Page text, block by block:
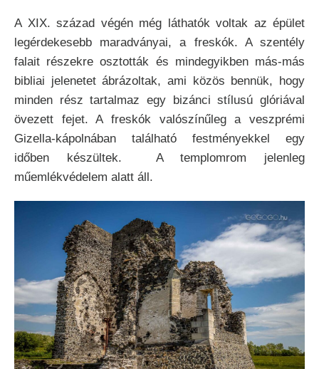
A XIX. század végén még láthatók voltak az épület
legérdekesebb maradványai, a freskók. A szentély
falait részekre osztották és mindegyikben más-más
bibliai jelenetet ábrázoltak, ami közös bennük, hogy
minden rész tartalmaz egy bizánci stílusú glóriával
övezett fejet. A freskók valószínűleg a veszprémi
Gizella-kápolnában található festményekkel egy
időben készültek. A templomrom jelenleg
műemlékvédelem alatt áll.